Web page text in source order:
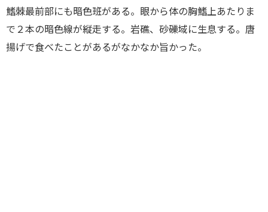
鰭棘最前部にも暗色班がある。眼から体の胸鰭上あたりま
で２本の暗色線が縦走する。岩礁、砂礫域に生息する。 唐
揚げで食べたことがあるがなかなか旨かった。